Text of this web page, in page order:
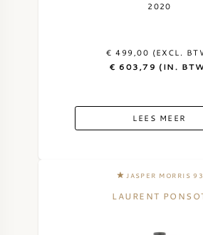
2020
€ 499,00 (EXCL.
€ 603,79 (IN.
LEES MEER
JASPER MORRIS 93
LAURENT